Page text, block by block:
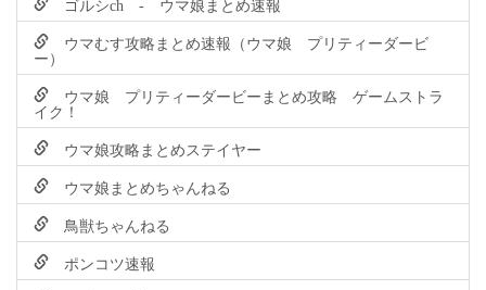
ウマむす攻略まとめ速報（ウマ娘 プリティーダービ
ー）
ウマ娘 プリティーダービーまとめ攻略 ゲームストラ
イク！
ウマ娘攻略まとめステイヤー
ウマ娘まとめちゃんねる
鳥獣ちゃんねる
ポンコツ速報